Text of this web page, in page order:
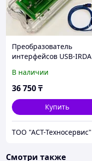
Преобразователь
интерфейсов USB-IRDA
В наличии
36 750₸
Купить
ТОО "АСТ-Техносервис"
Смотри также